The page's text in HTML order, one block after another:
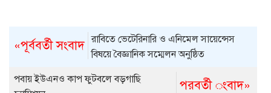
«পূর্ববর্তী সংবাদ রাবিতে ভেটেরিনারি ও এনিমেল সায়েন্সেস
বিষয়ে বৈজ্ঞানিক সম্মেলন অনুষ্ঠিত
পরবর্তী ংবাদ»
পবায় ইউএনও কাপ ফুটবলে বড়গাছি